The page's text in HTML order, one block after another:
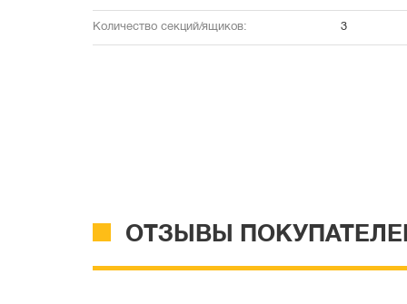
Количество секций/ящиков: 3
ОТЗЫВЫ